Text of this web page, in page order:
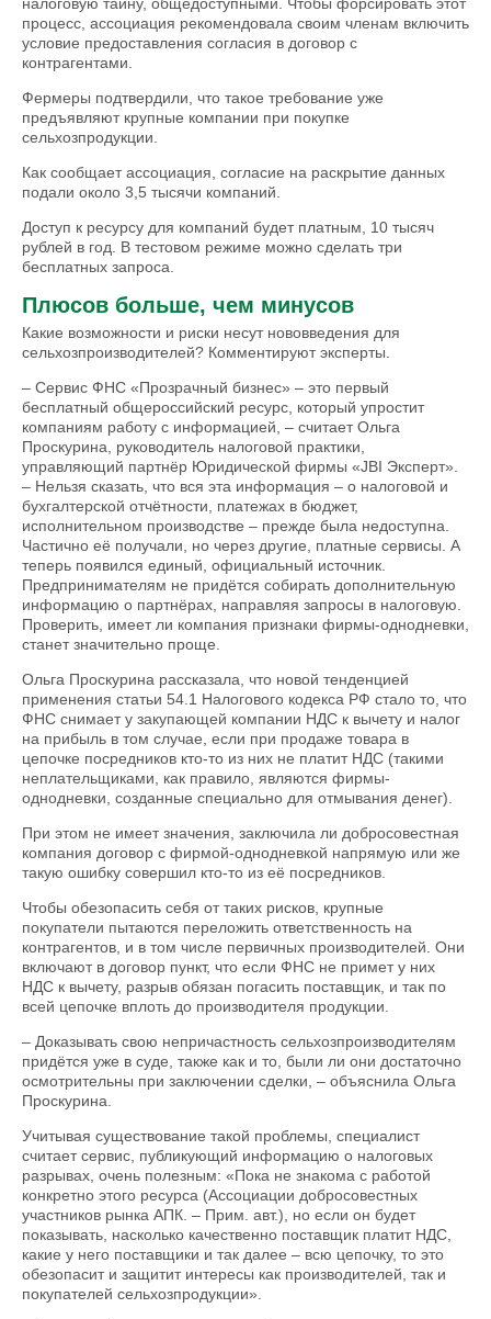
процесс, ассоциация рекомендовала своим членам включить
условие предоставления согласия в договор с
контрагентами.
Фермеры подтвердили, что такое требование уже
предъявляют крупные компании при покупке
сельхозпродукции.
Как сообщает ассоциа­ция, согласие на раскрытие данных
подали около 3,5 тысячи компаний.
Доступ к ресурсу для компаний будет платным, 10 тысяч
рублей в год. В тестовом режиме можно сделать три
бесплатных запроса.
Плюсов больше, чем минусов
Какие возможности и риски несут нововведения для
сельхозпроизводителей? Комментируют эксперты.
– Сервис ФНС «Прозрачный бизнес» – это первый
бесплатный общероссийский ресурс, который упростит
компаниям работу с информацией, – считает Ольга
Проскурина, руководитель налоговой практики,
управляющий партнёр Юридической фирмы «JBI Эксперт».
– Нельзя сказать, что вся эта информация – о налоговой и
бухгалтерской отчётности, платежах в бюджет,
исполнительном производстве – прежде была недоступна.
Частично её получали, но через другие, платные сервисы. А
теперь появился единый, официальный источник.
Предпринимателям не придётся собирать дополнительную
информацию о партнёрах, направляя запросы в налоговую.
Проверить, имеет ли компания признаки фирмы-однодневки,
станет значительно проще.
Ольга Проскурина рассказала, что новой тенденцией
применения статьи 54.1 Налогового кодекса РФ стало то, что
ФНС снимает у закупающей компании НДС к вычету и налог
на прибыль в том случае, если при продаже товара в
цепочке посредников кто-то из них не платит НДС (такими
неплательщиками, как правило, являются фирмы-
однодневки, созданные специально для отмывания денег).
При этом не имеет значения, заключила ли добросовестная
компания договор с фирмой-однодневкой напрямую или же
такую ошибку совершил кто-то из её посредников.
Чтобы обезопасить себя от таких рисков, крупные
покупатели пытаются переложить ответственность на
контрагентов, и в том числе первичных производителей. Они
включают в договор пункт, что если ФНС не примет у них
НДС к вычету, разрыв обязан погасить поставщик, и так по
всей цепочке вплоть до производителя продукции.
– Доказывать свою непричастность сельхозпроизводителям
придётся уже в суде, также как и то, были ли они достаточно
осмотрительны при заключении сделки, – объяснила Ольга
Проскурина.
Учитывая существование такой проблемы, специалист
считает сервис, публикую­щий информацию о налоговых
разрывах, очень полезным: «Пока не знакома с работой
конкретно этого ресурса (Ассоциации добросовестных
участников рынка АПК. – Прим. авт.), но если он будет
показывать, насколько качественно поставщик платит НДС,
какие у него поставщики и так далее – всю цепочку, то это
обезопасит и защитит интересы как производителей, так и
покупателей сельхозпродукции».